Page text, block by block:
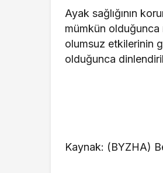
Ayak sağlığının
mümkün olduğunca
olumsuz etkilerinin
olduğunca
Kaynak: (BYZHA)